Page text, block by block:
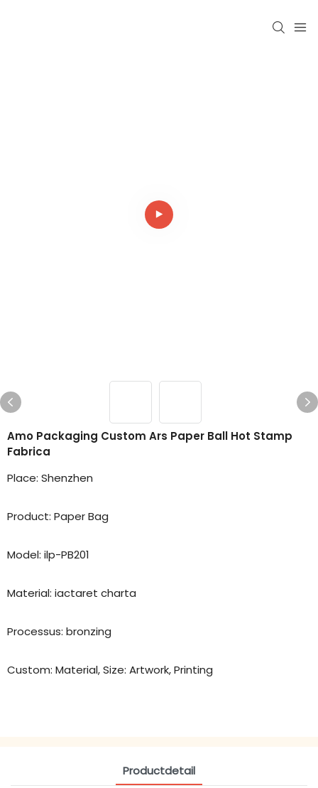
Amo Packaging Custom Ars Paper Ball Hot Stamp
Fabrica
Place: Shenzhen
Product: Paper Bag
Model: ilp-PB201
Material: iactaret charta
Processus: bronzing
Custom: Material, Size: Artwork, Printing
Productdetail